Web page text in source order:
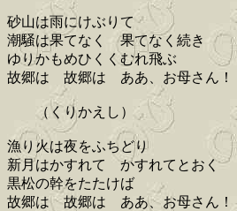
砂山は雨にけぶりて
潮騒は果てなく 果てなく続き
ゆりかもめひくくむれ飛ぶ
故郷は 故郷は ああ、お母さん！
（くりかえし）
漁り火は夜をふちどり
新月はかすれて かすれてとおく
黒松の幹をたたけば
故郷は 故郷は ああ、お母さん！